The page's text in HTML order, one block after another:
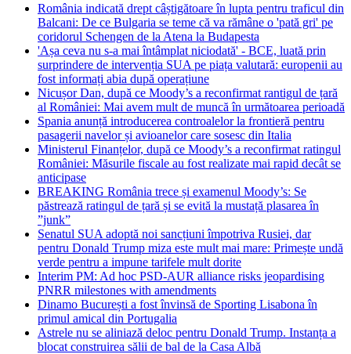
România indicată drept câștigătoare în lupta pentru traficul din
Balcani: De ce Bulgaria se teme că va rămâne o 'pată gri' pe
coridorul Schengen de la Atena la Budapesta
'Așa ceva nu s-a mai întâmplat niciodată' - BCE, luată prin
surprindere de intervenția SUA pe piața valutară: europenii au
fost informați abia după operațiune
Nicușor Dan, după ce Moody’s a reconfirmat rantigul de țară
al României: Mai avem mult de muncă în următoarea perioadă
Spania anunță introducerea controalelor la frontieră pentru
pasagerii navelor și avioanelor care sosesc din Italia
Ministerul Finanțelor, după ce Moody’s a reconfirmat ratingul
României: Măsurile fiscale au fost realizate mai rapid decât se
anticipase
BREAKING România trece și examenul Moody’s: Se
păstrează ratingul de țară și se evită la mustață plasarea în
”junk”
Senatul SUA adoptă noi sancțiuni împotriva Rusiei, dar
pentru Donald Trump miza este mult mai mare: Primește undă
verde pentru a impune tarifele mult dorite
Interim PM: Ad hoc PSD-AUR alliance risks jeopardising
PNRR milestones with amendments
Dinamo București a fost învinsă de Sporting Lisabona în
primul amical din Portugalia
Astrele nu se aliniază deloc pentru Donald Trump. Instanța a
blocat construirea sălii de bal de la Casa Albă